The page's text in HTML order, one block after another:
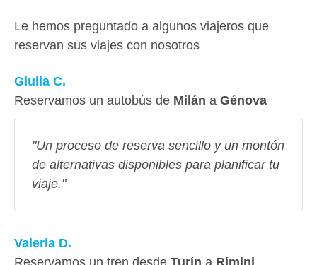
Le hemos preguntado a algunos viajeros que
reservan sus viajes con nosotros
Giulia C.
Reservamos un autobús de Milán a Génova
"Un proceso de reserva sencillo y un montón
de alternativas disponibles para planificar tu
viaje."
Valeria D.
Reservamos un tren desde Turín a Rímini